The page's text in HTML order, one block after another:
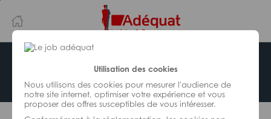
Utilisation des cookies
Nous utilisons des cookies pour mesurer l'audience de
notre site internet, optimiser votre expérience et vous
proposer des offres susceptibles de vous intéresser.
au
contenu
principal
navigation
Offre indisponible
L’offre d’emploi que vous tentez de consulter n’est